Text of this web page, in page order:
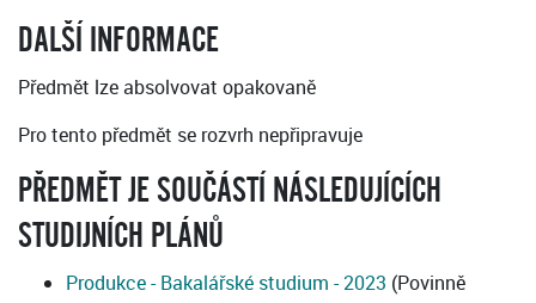
DALŠÍ INFORMACE
Předmět lze absolvovat opakovaně
Pro tento předmět se rozvrh nepřipravuje
PŘEDMĚT JE SOUČÁSTÍ NÁSLEDUJÍCÍCH
STUDIJNÍCH PLÁNŮ
Produkce - Bakalářské studium - 2023 (Povinně